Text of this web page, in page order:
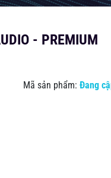
- PREMIUM
Mã sản phẩm: Đang